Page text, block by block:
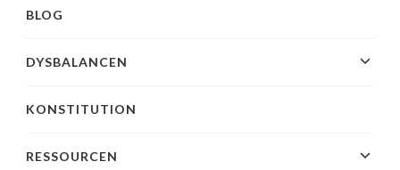
BLOG
DYSBALANCEN
KONSTITUTION
RESSOURCEN